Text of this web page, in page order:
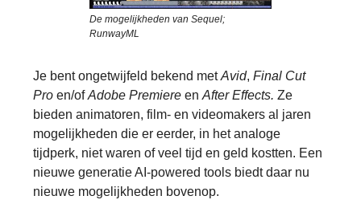
De mogelijkheden van Sequel;
RunwayML
Je bent ongetwijfeld bekend metAvid, Final Cut
Pro en/ofAdobe Premiere en After Effects. Ze
bieden animatoren, film- en videomakers al jaren
mogelijkheden die er eerder, in het analoge
tijdperk, niet waren of veel tijd en geld kostten. Een
nieuwe generatie AI-powered tools biedt daar nu
nieuwe mogelijkheden bovenop.